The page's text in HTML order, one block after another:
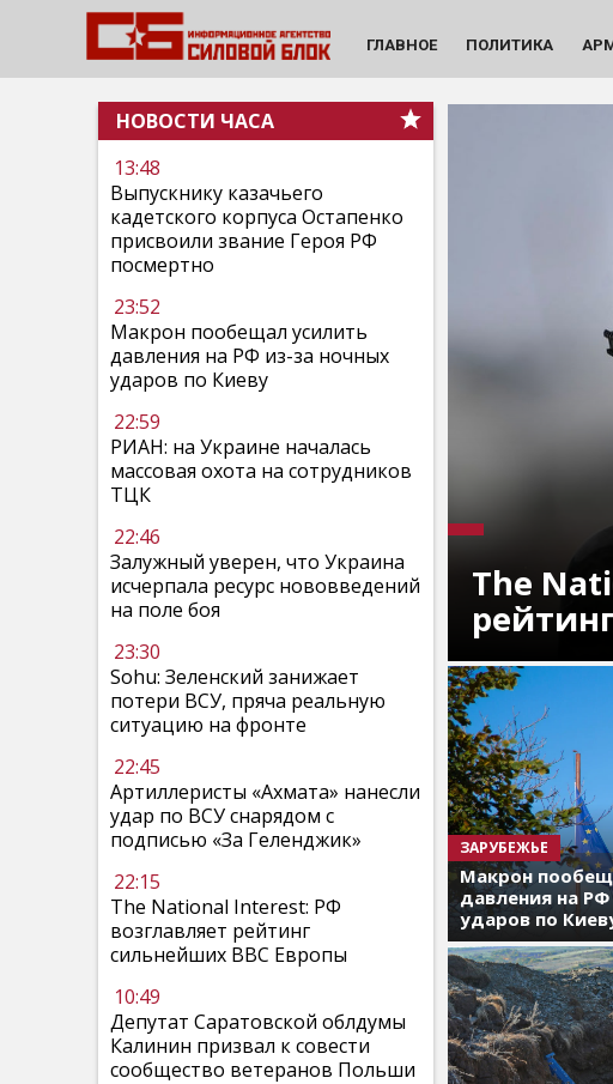
ГЛАВНОЕ ПОЛИТИКА
НОВОСТИ ЧАСА
13:48
Выпускнику казачьего
кадетского корпуса Остапенко
присвоили звание Героя РФ
посмертно
23:52
Макрон пообещал усилить
давления на РФ из-за ночных
ударов по Киеву
22:59
РИАН: на Украине началась
массовая охота на сотрудников
ТЦК
22:46
Залужный уверен, что Украина
исчерпала ресурс нововведений
на поле боя
23:30
Sohu: Зеленский занижает
потери ВСУ, пряча реальную
ситуацию на фронте
22:45
Артиллеристы «Ахмата» нанесли
удар по ВСУ снарядом с
подписью «За Геленджик»
22:15
The National Interest: РФ
возглавляет рейтинг
сильнейших ВВС Европы
10:49
Депутат Саратовской облдумы
Калинин призвал к совести
сообщество ветеранов Польши
The
ЗАРУБЕЖЬЕ
Макрон
давления на
ударов по